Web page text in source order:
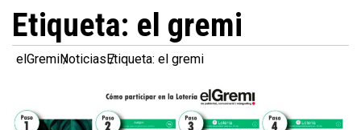
Etiqueta: el gremi
elGremiNoticiasEtiqueta: el gremi